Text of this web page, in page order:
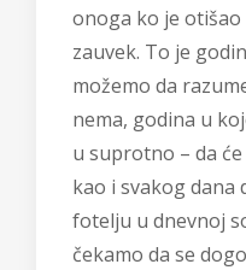
onoga ko je otišao
zauvek. To je
možemo da
nema, godina u
u suprotno – da
kao i svakog dana
fotelju u dnevnoj
čekamo da se